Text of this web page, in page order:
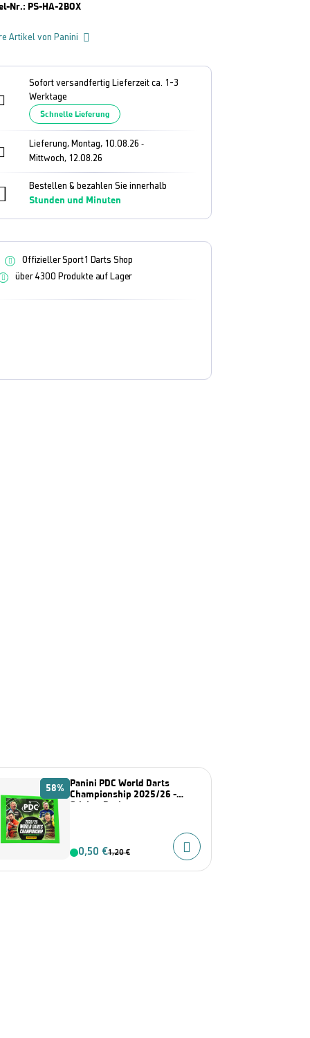
Nr.: PS-HA-2BOX
Artikel von Panini
Sofort versandfertig Lieferzeit ca. 1-3
Werktage
Schnelle Lieferung
Lieferung, Montag, 10.08.26 -
Mittwoch, 12.08.26
Bestellen & bezahlen Sie innerhalb
Stunden und Minuten
Offizieller Sport1 Darts Shop
über 4300 Produkte auf Lager
58% Panini PDC World Darts
Championship 2025/26 -
Sticker Pack
0,50 €1,20 €